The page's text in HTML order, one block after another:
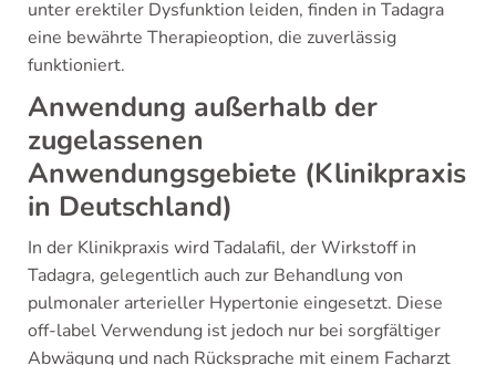
unter erektiler Dysfunktion leiden, finden in Tadagra
eine bewährte Therapieoption, die zuverlässig
funktioniert.
Anwendung außerhalb der
zugelassenen
Anwendungsgebiete (Klinikpraxis
in Deutschland)
In der Klinikpraxis wird Tadalafil, der Wirkstoff in
Tadagra, gelegentlich auch zur Behandlung von
pulmonaler arterieller Hypertonie eingesetzt. Diese
off-label Verwendung ist jedoch nur bei sorgfältiger
Abwägung und nach Rücksprache mit einem Facharzt